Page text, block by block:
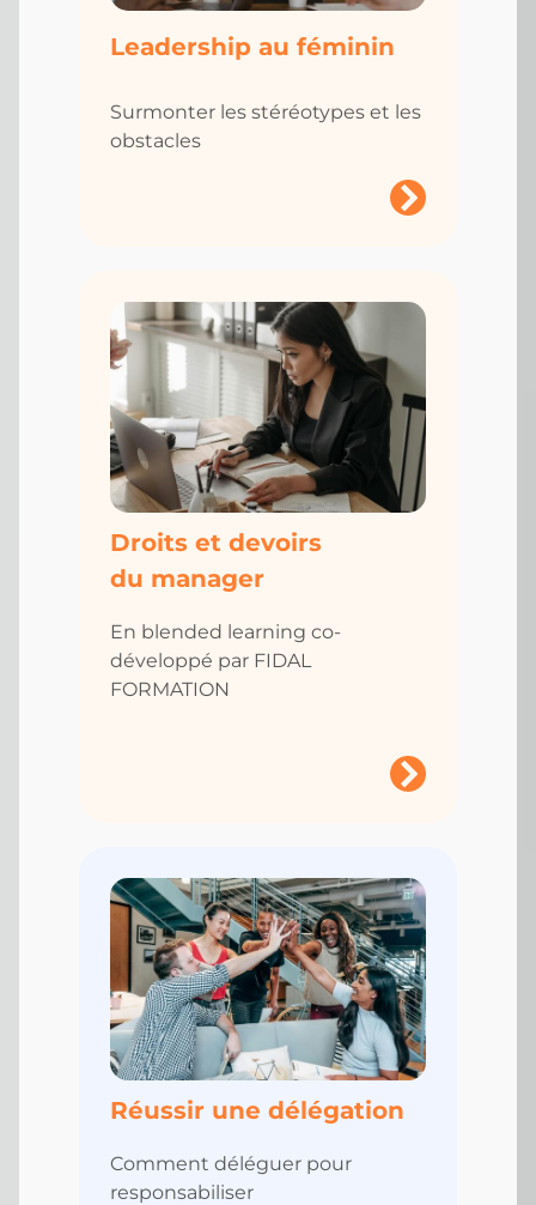
Leadership au féminin
Surmonter les stéréotypes et les
obstacles
Droits et devoirs
du manager
En blended learning co-
développé par FIDAL
FORMATION
Réussir une délégation
Comment déléguer pour
responsabiliser